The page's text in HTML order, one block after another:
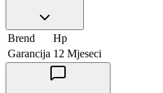
Brend
Hp
Garancija 12 Mjeseci